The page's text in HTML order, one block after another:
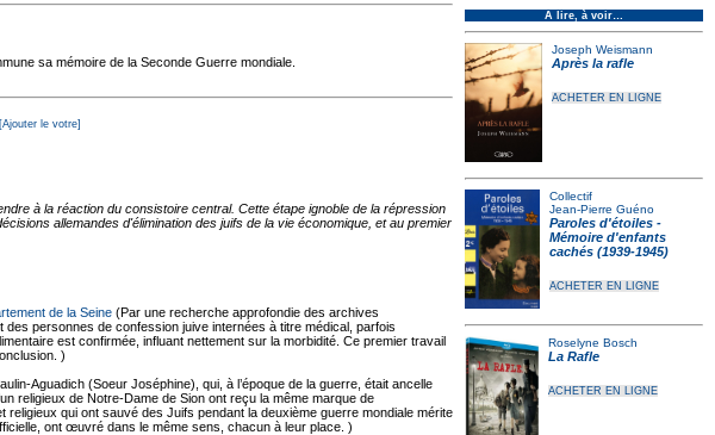
À lire, à voir…
Joseph Weismann
Après la rafle
ACHETER EN LIGNE
Collectif
Jean-Pierre Guéno
Paroles d'étoiles -
Mémoire d'enfants
cachés (1939-1945)
ACHETER EN LIGNE
Roselyne Bosch
La Rafle
ACHETER EN LIGNE
sa mémoire de la Seconde Guerre mondiale.
[Ajouter le votre]
à la réaction du consistoire central. Cette étape ignoble de la répression
allemandes d'élimination des juifs de la vie économique, et au premier
de la Seine (Par une recherche approfondie des archives
personnes de confession juive internées à titre médical, parfois
est confirmée, influant nettement sur la morbidité. Ce premier travail
)
Aguadich (Soeur Joséphine), qui, à l’époque de la guerre, était ancelle
religieux de Notre-Dame de Sion ont reçu la même marque de
qui ont sauvé des Juifs pendant la deuxième guerre mondiale mérite
ont œuvré dans le même sens, chacun à leur place. )